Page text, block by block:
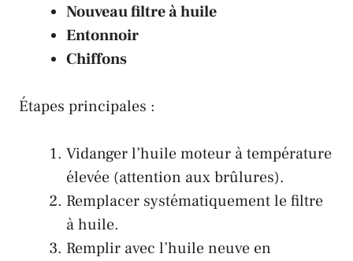
Nouveau filtre à huile
Entonnoir
Chiffons
Étapes principales :
Vidanger l’huile moteur à température
élevée (attention aux brûlures).
Remplacer systématiquement le filtre
à huile.
Remplir avec l’huile neuve en